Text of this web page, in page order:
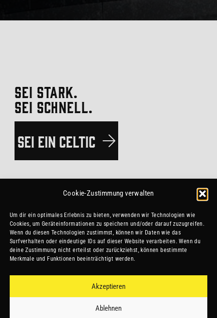
Cookie-Zustimmung verwalten
Um dir ein optimales Erlebnis zu bieten, verwenden wir Technologien wie
Cookies, um Geräteinformationen zu speichern und/oder darauf zuzugreifen.
Wenn du diesen Technologien zustimmst, können wir Daten wie das
Surfverhalten oder eindeutige IDs auf dieser Website verarbeiten. Wenn du
deine Zustimmung nicht erteilst oder zurückziehst, können bestimmte
Merkmale und Funktionen beeinträchtigt werden.
Akzeptieren
Ablehnen
SEI STARK.
SEI SCHNELL.
SEI EIN CELTIC
Impressum
Vereinssatzung
#esvtceltics